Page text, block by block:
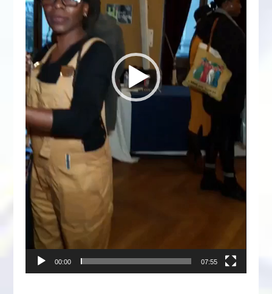
00:00 07:55